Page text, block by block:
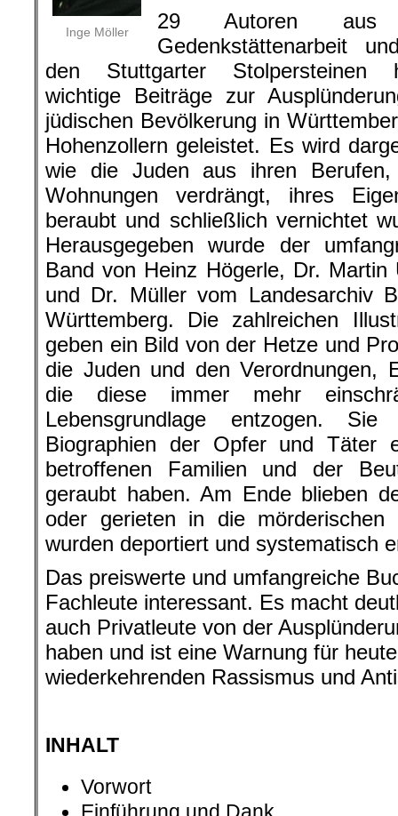
Inge Möller
29 Autoren aus
Gedenkstättenarbeit
den Stuttgarter Stolpersteinen
wichtige Beiträge zur
jüdischen Bevölkerung in
Hohenzollern geleistet. Es wird
wie die Juden aus ihren Berufen,
Wohnungen verdrängt, ihres
beraubt und schließlich vernichtet
Herausgegeben wurde der
Band von Heinz Högerle, Dr. Martin
und Dr. Müller vom Landesarchiv
Württemberg. Die zahlreichen
geben ein Bild von der Hetze und
die Juden und den Verordnungen,
die diese immer mehr
Lebensgrundlage entzogen.
Biographien der Opfer und Täter
betroffenen Familien und der
geraubt haben. Am Ende blieben
oder gerieten in die mörderischen
wurden deportiert und systematisch
Das preiswerte und umfangreiche
Fachleute interessant. Es macht
auch Privatleute von der
haben und ist eine Warnung für
wiederkehrenden Rassismus und
INHALT
Vorwort